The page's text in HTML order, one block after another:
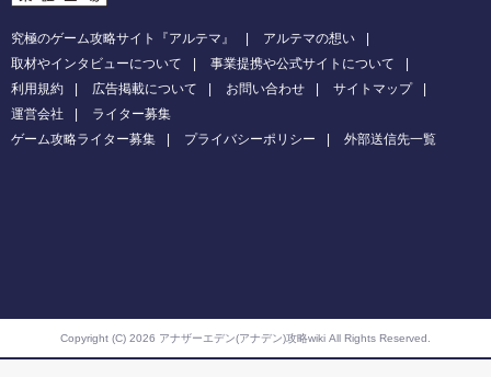
究極のゲーム攻略サイト『アルテマ』
アルテマの想い
取材やインタビューについて
事業提携や公式サイトについて
利用規約
広告掲載について お問い合わせ
サイトマップ
運営会社
ライター募集
ゲーム攻略ライター募集
プライバシーポリシー 外部送信先一覧
Copyright (C) 2026 アナザーエデン(アナデン)攻略wiki All Rights Reserved.